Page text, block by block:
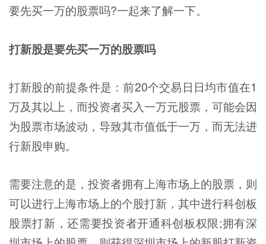
要先买一万的股票吗?一起来了解一下。
打新股是要先买一万的股票吗
打新股的前提条件是：前20个交易日日均市值在1
万及其以上，而投资者买入一万元股票，可能会因
为股票市场波动，导致其市值低于一万，而无法进
行新股申购。
需要注意的是，投资者拥有上海市场上的股票，则
可以进行上海市场上的个股打新，其中进行科创板
股票打新，还需要投资者开通科创板权限;拥有深